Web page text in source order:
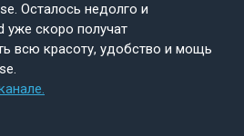
Осталось недолго и
уже скоро получат
всю красоту, удобство и мощь